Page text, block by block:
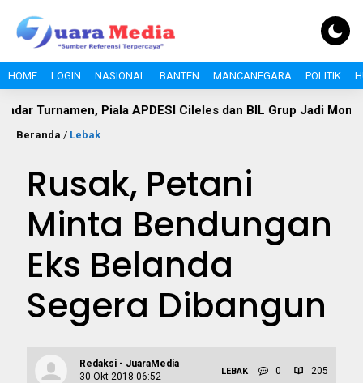
HOME LOGIN NASIONAL BANTEN MANCANEGARA POLITIK
Piala APDESI Cileles dan BIL Grup Jadi Momentum
Beranda / Lebak
Rusak, Petani
Minta Bendungan
Eks Belanda
Segera Dibangun
Redaksi - JuaraMedia
30 Okt 2018 06:52
LEBAK 0 205